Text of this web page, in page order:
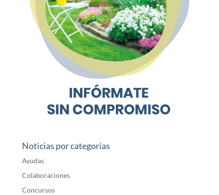
Noticias por categorías
Ayudas
Colaboraciones
Concursos